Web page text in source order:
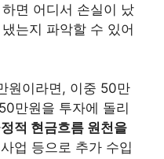
면 어디서 손실이 났
는지 파악할 수 있어
원이라면, 이중 50만
만원을 투자에 돌리
적 현금흐름 원천을
업 등으로 추가 수입